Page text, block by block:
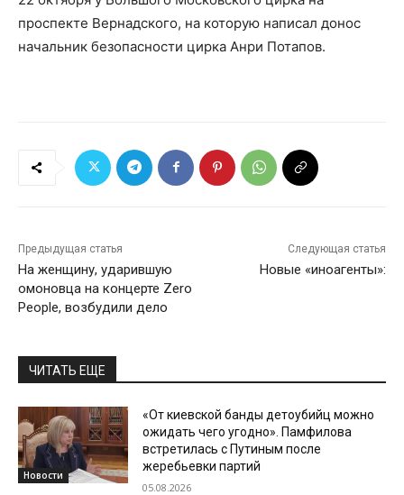
проспекте Вернадского, на которую написал донос
начальник безопасности цирка Анри Потапов.
Предыдущая статья
На женщину, ударившую
омоновца на концерте Zero
People, возбудили дело
Следующая статья
Новые «иноагенты»:
ЧИТАТЬ ЕЩЕ
Новости
«От киевской банды детоубийц можно
ожидать чего угодно». Памфилова
встретилась с Путиным после
жеребьевки партий
05.08.2026